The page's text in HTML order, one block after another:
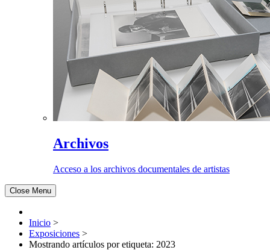
Archivos
Acceso a los archivos documentales de artistas
Close Menu
Inicio >
Exposiciones >
Mostrando artículos por etiqueta: 2023